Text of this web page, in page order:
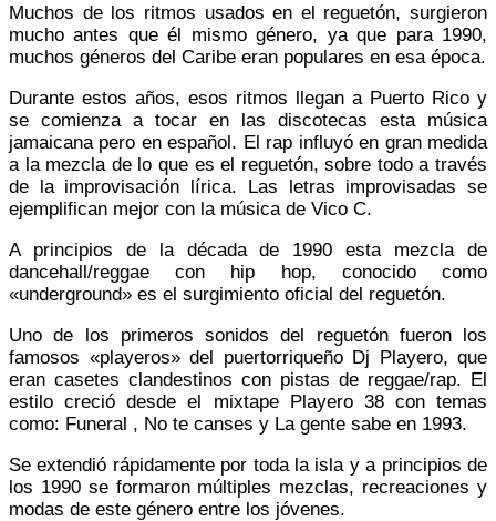
Muchos de los ritmos usados en el reguetón, surgieron
mucho antes que él mismo género, ya que para 1990,
muchos géneros del Caribe eran populares en esa época.
Durante estos años, esos ritmos llegan a Puerto Rico y
se comienza a tocar en las discotecas esta música
jamaicana pero en español.​ El rap influyó en gran medida
a la mezcla de lo que es el reguetón, sobre todo a través
de la improvisación lírica. Las letras improvisadas se
ejemplifican mejor con la música de Vico C.
A principios de la década de 1990 esta mezcla de
dancehall/reggae con hip hop, conocido como
«underground» es el surgimiento oficial del reguetón.
Uno de los primeros sonidos del reguetón fueron los
famosos «playeros» del puertorriqueño Dj Playero, que
eran casetes clandestinos con pistas de reggae/rap. El
estilo creció desde el mixtape Playero 38 con temas
como: Funeral , No te canses y La gente sabe en 1993.
Se extendió rápidamente por toda la isla y a principios de
los 1990 se formaron múltiples mezclas, recreaciones y
modas de este género entre los jóvenes.